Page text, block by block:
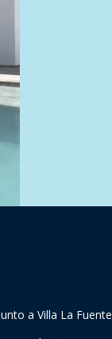
a Villa La Fuente